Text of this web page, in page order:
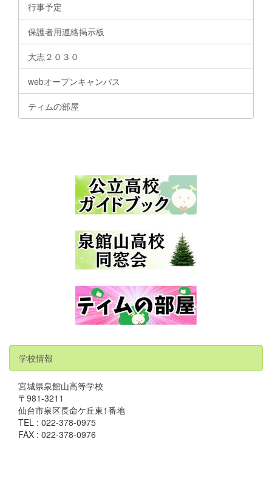
行事予定
保護者用連絡掲示板
大志２０３０
webオープンキャンパス
ティムの部屋
学校情報
宮城県泉館山高等学校
〒981-3211
仙台市泉区長命ケ丘東1番地
TEL : 022-378-0975
FAX : 022-378-0976